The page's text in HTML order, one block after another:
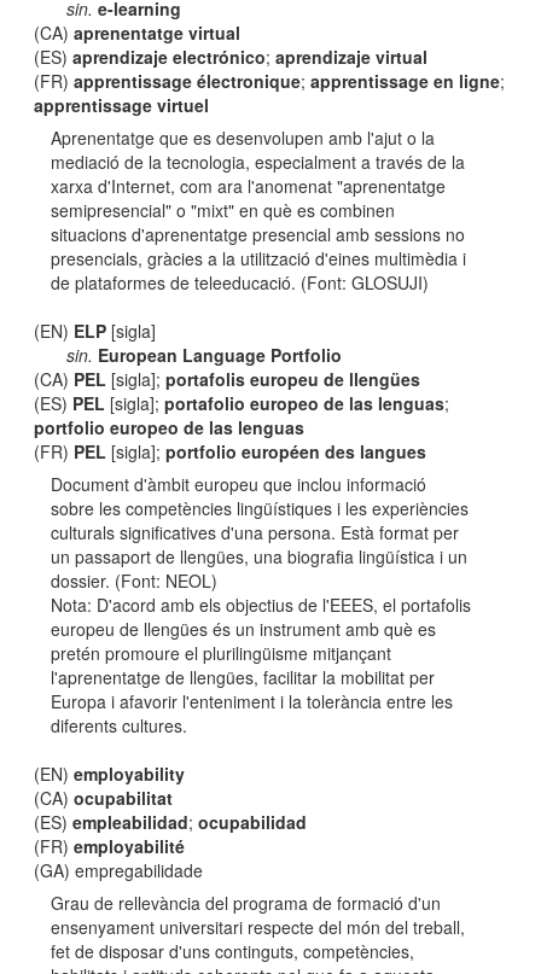
sin. e-learning
(CA)aprenentatge virtual
(ES)aprendizaje electrónico;aprendizaje virtual
(FR)apprentissage électronique;apprentissage en ligne;
apprentissage virtuel
Aprenentatge que es desenvolupen amb l'ajut o la
mediació de la tecnologia, especialment a través de la
xarxa d'Internet, com ara l'anomenat "aprenentatge
semipresencial" o "mixt" en què es combinen
situacions d'aprenentatge presencial amb sessions no
presencials, gràcies a la utilització d'eines multimèdia i
de plataformes de teleeducació. (Font: GLOSUJI)
(EN) ELP [sigla]
sin. European Language Portfolio
(CA) PEL [sigla];portafolis europeu de llengües
(ES) PEL [sigla];portafolio europeo de las lenguas;
portfolio europeo de las lenguas
(FR) PEL [sigla];portfolio européen des langues
Document d'àmbit europeu que inclou informació
sobre les competències lingüístiques i les experiències
culturals significatives d'una persona. Està format per
un passaport de llengües, una biografia lingüística i un
dossier. (Font: NEOL)
Nota: D'acord amb els objectius de l'EEES, el portafolis
europeu de llengües és un instrument amb què es
pretén promoure el plurilingüisme mitjançant
l'aprenentatge de llengües, facilitar la mobilitat per
Europa i afavorir l'enteniment i la tolerància entre les
diferents cultures.
(EN)employability
(CA)ocupabilitat
(ES)empleabilidad;ocupabilidad
(FR)employabilité
(GA) empregabilidade
Grau de rellevància del programa de formació d'un
ensenyament universitari respecte del món del treball,
fet de disposar d'uns continguts, competències,